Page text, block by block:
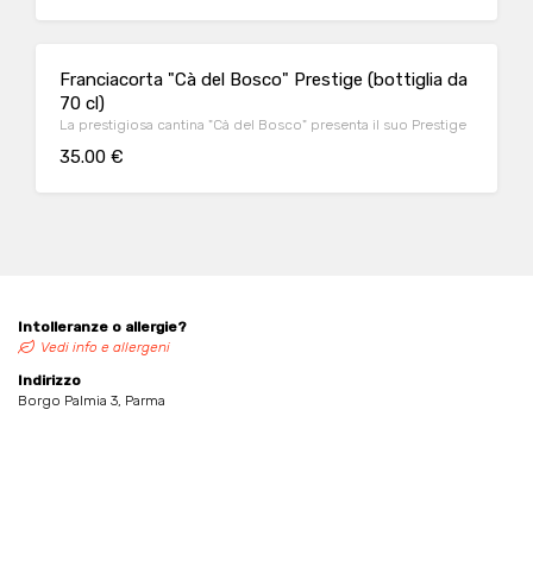
Franciacorta "Cà del Bosco" Prestige (bottiglia da
70 cl)
La prestigiosa cantina "Cà del Bosco" presenta il suo Prestige
35.00 €
Intolleranze o allergie?
Vedi info e allergeni
Indirizzo
Borgo Palmia 3, Parma